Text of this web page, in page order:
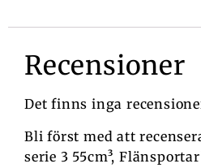
Recensioner
Det finns inga
Bli först med att
serie 3 55cm³,